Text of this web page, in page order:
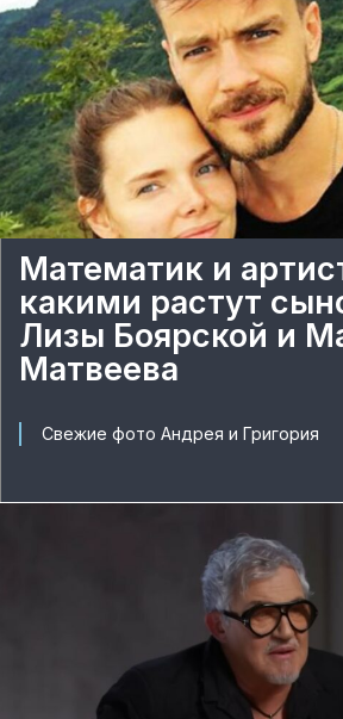
Математик и
какими растут
Лизы Боярской и
Матвеева
Свежие фото Андрея и Григория